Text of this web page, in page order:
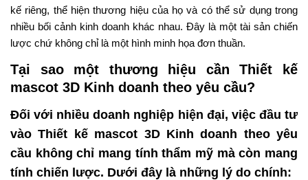
kế riêng, thể hiện thương hiệu của họ và có thể sử dụng trong
nhiều bối cảnh kinh doanh khác nhau. Đây là một tài sản chiến
lược chứ không chỉ là một hình minh họa đơn thuần.
Tại sao một thương hiệu cần Thiết kế
mascot 3D Kinh doanh theo yêu cầu?
Đối với nhiều doanh nghiệp hiện đại, việc đầu tư
vào Thiết kế mascot 3D Kinh doanh theo yêu
cầu không chỉ mang tính thẩm mỹ mà còn mang
tính chiến lược. Dưới đây là những lý do chính: